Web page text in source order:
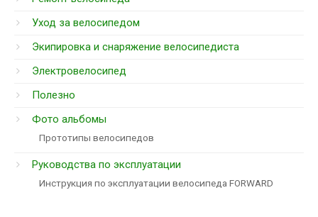
Уход за велосипедом
Экипировка и снаряжение велосипедиста
Электровелосипед
Полезно
Фото альбомы
Прототипы велосипедов
Руководства по эксплуатации
Инструкция по эксплуатации велосипеда FORWARD